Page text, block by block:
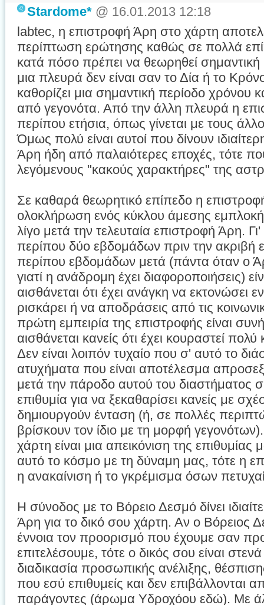
Stardome* @ 16.01.2013 12:18
labtec, η επιστροφή Άρη στο χάρτη
περίπτωση ερώτησης καθώς σε πολλά
κατά πόσο πρέπει να θεωρηθεί
μια πλευρά δεν είναι σαν το Δία ή το
καθορίζει μια σημαντική περίοδο χρόνου
από γεγονότα. Από την άλλη πλευρά η
περίπου ετήσια, όπως γίνεται με τους
Όμως πολύ είναι αυτοί που δίνουν
Άρη ήδη από παλαιότερες εποχές, τότε
λεγόμενους "κακούς χαρακτήρες" της
Σε καθαρά θεωρητικό επίπεδο η
ολοκλήρωση ενός κύκλου άμεσης
λίγο μετά την τελευταία επιστροφή Άρη.
περίπου δύο εβδομάδων πριν την ακριβή
περίπου εβδομάδων μετά (πάντα όταν ο
γιατί η ανάδρομη έχει διαφοροποιήσεις)
αισθάνεται ότι έχει ανάγκη να εκτονώσει
ρισκάρει ή να αποδράσεις από τις
πρώτη εμπειρία της επιστροφής είναι
αισθάνεται κανείς ότι έχει κουραστεί
Δεν είναι λοιπόν τυχαίο που σ' αυτό το
ατυχήματα που είναι αποτέλεσμα
μετά την πάροδο αυτού του διαστήματος
επιθυμία για να ξεκαθαρίσει κανείς με
δημιουργούν ένταση (ή, σε πολλές
βρίσκουν τον ίδιο με τη μορφή
χάρτη είναι μια απεικόνιση της
αυτό το κόσμο με τη δύναμη μας, τότε η
η ανακαίνιση ή το γκρέμισμα όσων
Η σύνοδος με το Βόρειο Δεσμό δίνει
Άρη για το δικό σου χάρτη. Αν ο Βόρειος
έννοια τον προορισμό που έχουμε σαν
επιτελέσουμε, τότε ο δικός σου είναι
διαδικασία προσωπικής ανέλιξης,
που εσύ επιθυμείς και δεν επιβάλλονται
παράγοντες (άρωμα Υδροχόου εδώ). Με